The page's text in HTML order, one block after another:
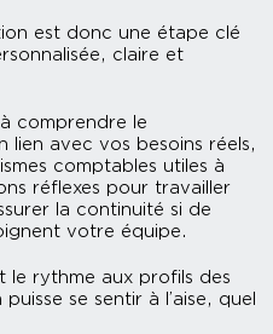
est donc une étape clé
claire et
comprendre le
lien avec vos besoins réels,
comptables utiles à
réflexes pour travailler
la continuité si de
votre équipe.
le rythme aux profils des
se sentir à l’aise, quel